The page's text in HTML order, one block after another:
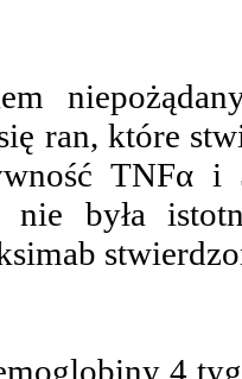
ran, które
TNFα
nie była
4